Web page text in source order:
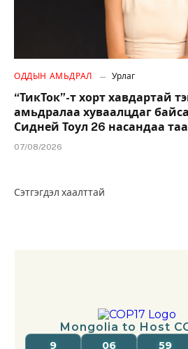
ОДДЫН АМЬДРАЛ Урлаг
“ТикТок”-т хорт хавдартай
амьдралаа хуваалцдаг
Сидней Тоул 26 насандаа
07/08/2026
Сэтгэгдэл хаалттай